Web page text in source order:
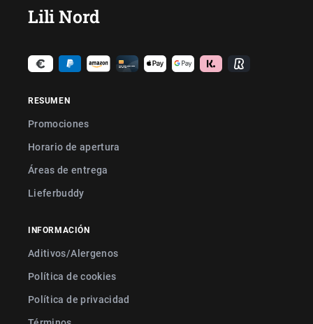
Lili Nord
RESUMEN
Promociones
Horario de apertura
Áreas de entrega
Lieferbuddy
INFORMACIÓN
Aditivos/Alergenos
Política de cookies
Política de privacidad